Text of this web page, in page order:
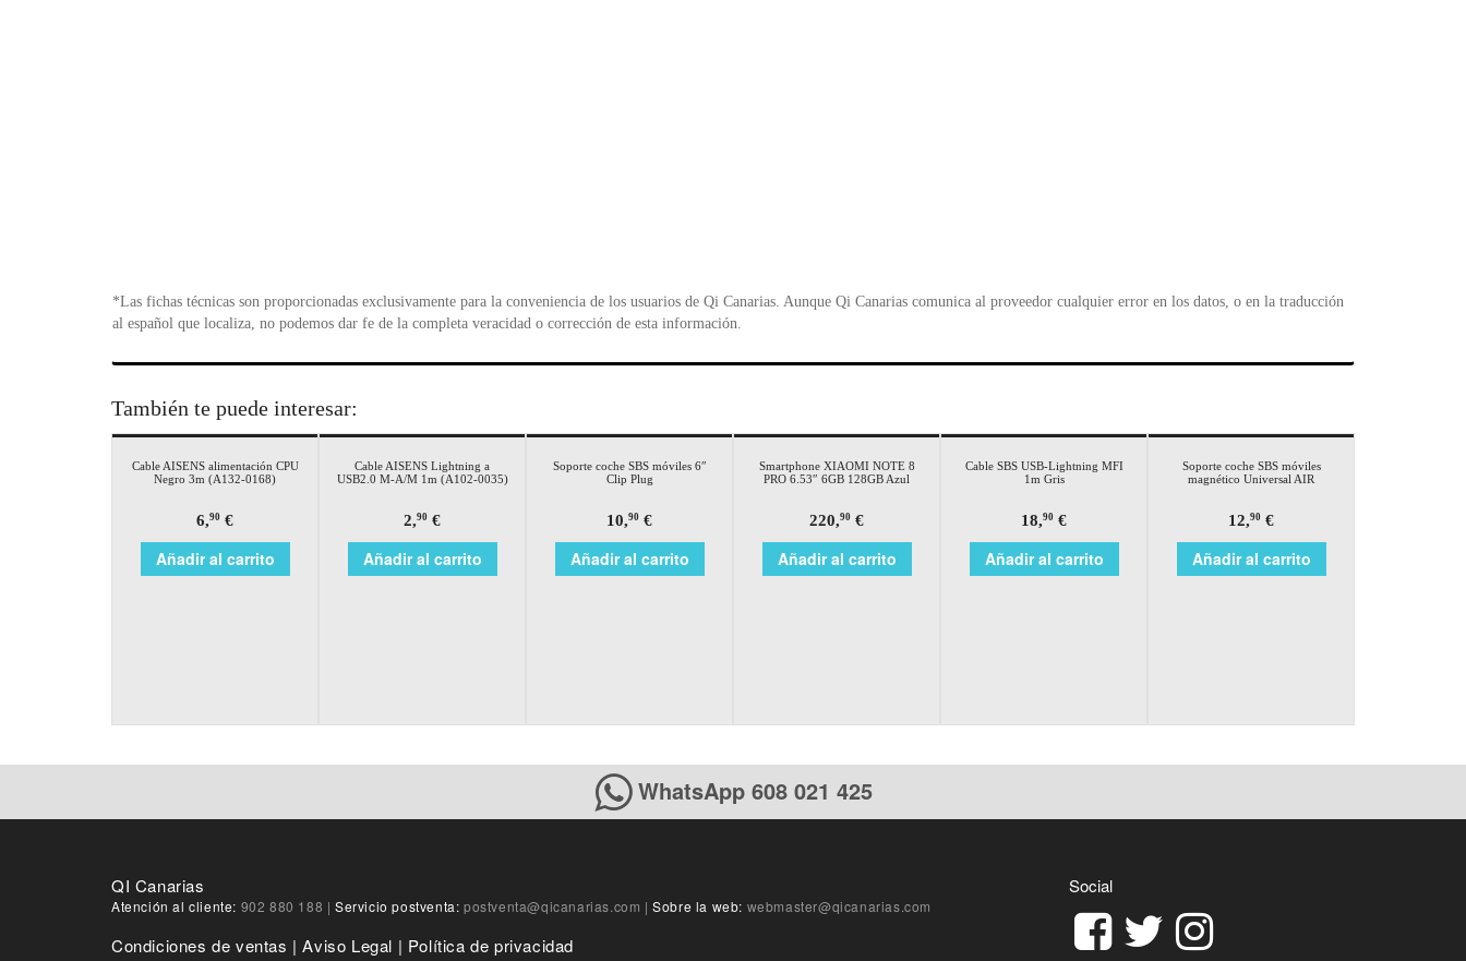
*Las fichas técnicas son proporcionadas exclusivamente para la conveniencia de los usuarios de Qi Canarias. Aunque Qi Canarias comunica al proveedor cualquier error en los datos, o en la traducción
al español que localiza, no podemos dar fe de la completa veracidad o corrección de esta información.
También te puede interesar:
Cable AISENS alimentación CPU
Negro 3m (A132-0168)
6,90 €
Añadir al carrito
Cable AISENS Lightning a
USB2.0 M-A/M 1m (A102-0035)
2,90 €
Añadir al carrito
Soporte coche SBS móviles 6″
Clip Plug
10,90 €
Añadir al carrito
Smartphone XIAOMI NOTE 8
PRO 6.53″ 6GB 128GB Azul
220,90 €
Añadir al carrito
Cable SBS USB-Lightning MFI
1m Gris
18,90 €
Añadir al carrito
Soporte coche SBS móviles
magnético Universal AIR
12,90 €
Añadir al carrito
WhatsApp 608 021 425
Social
QI Canarias
Atención al cliente: 902 880 188 | Servicio postventa:postventa@qicanarias.com | Sobre la web: webmaster@qicanarias.com
Condiciones de ventas |Aviso Legal | Política de privacidad